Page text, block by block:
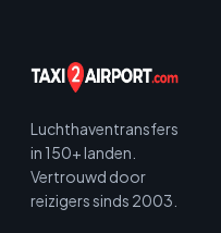
Luchthaventransfers
in 150+ landen.
Vertrouwd door
reizigers sinds 2003.